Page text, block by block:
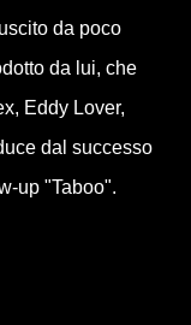
da poco
da lui, che
Eddy Lover,
dal successo
up "Taboo".